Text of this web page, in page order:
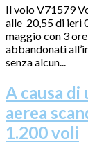
Il volo V71579
alle 20,55 di ieri
maggio con 3
abbandonati
senza alcun...
A causa di
aerea
1.200 voli